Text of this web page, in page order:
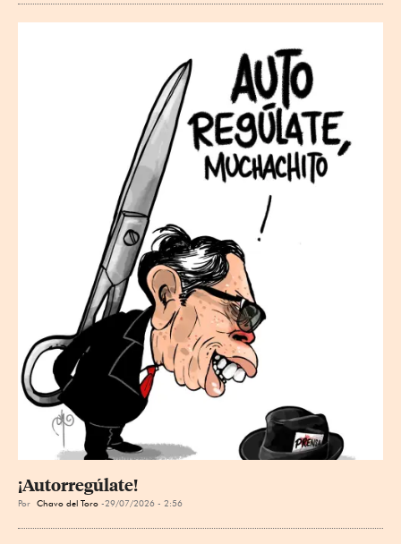
¡Autorregúlate!
Por Chavo del Toro 29/07/2026 - 2:56